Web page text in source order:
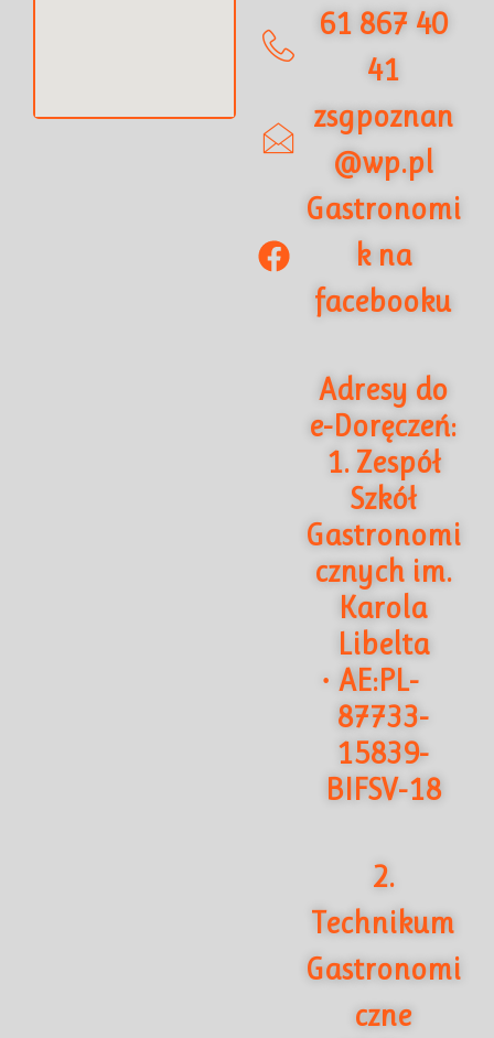
61 867 40
41
zsgpoznan
@wp.pl
Gastronomi
k na
facebooku
Adresy do
e-Doręczeń:
1. Zespół
Szkół
Gastronomi
cznych im.
Karola
Libelta
· AE:PL-
87733-
15839-
BIFSV-18
2.
Technikum
Gastronomi
czne